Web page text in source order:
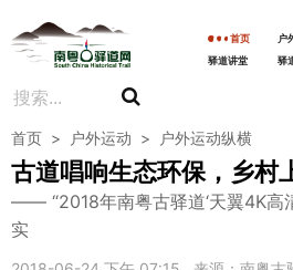
首页 户
驿道讲堂
驿
首页 > 户外运动 > 户外运动纵横
古道唱响生态环保，乡村
“2018年南粤古驿道‘天翼4K高
实